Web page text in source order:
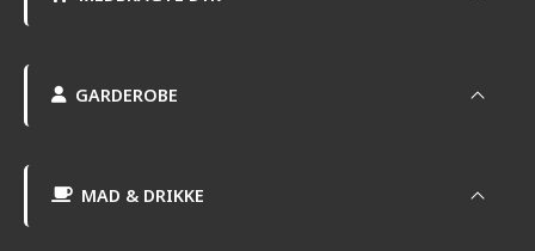
GARDEROBE
MAD & DRIKKE